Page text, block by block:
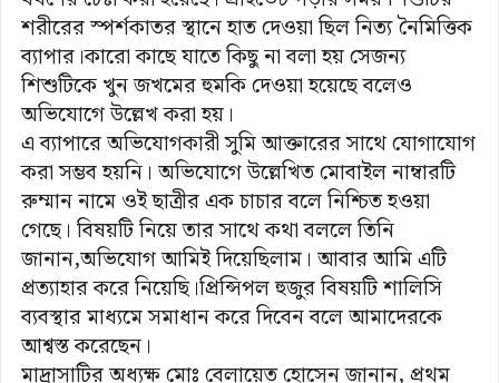
শরীরের স্পর্শকাতর স্থানে হাত দেওয়া ছিল নিত্য নৈমিত্তিক
ব্যাপার।কারো কাছে যাতে কিছু না বলা হয় সেজন্য
শিশুটিকে খুন জখমের হুমকি দেওয়া হয়েছে বলেও
অভিযোগে উল্লেখ করা হয়।
এ ব্যাপারে অভিযোগকারী সুমি আক্তারের সাথে যোগাযোগ
করা সম্ভব হয়নি। অভিযোগে উল্লেখিত মোবাইল নাম্বারটি
রুম্মান নামে ওই ছাত্রীর এক চাচার বলে নিশ্চিত হওয়া
গেছে। বিষয়টি নিয়ে তার সাথে কথা বললে তিনি
জানান,অভিযোগ আমিই দিয়েছিলাম। আবার আমি এটি
প্রত্যাহার করে নিয়েছি।প্রিন্সিপল হুজুর বিষয়টি শালিসি
ব্যবস্থার মাধ্যমে সমাধান করে দিবেন বলে আমাদেরকে
আশ্বস্ত করেছেন।
মাদ্রাসাটির অধ্যক্ষ মোঃ বেলায়েত হোসেন জানান, প্রথম